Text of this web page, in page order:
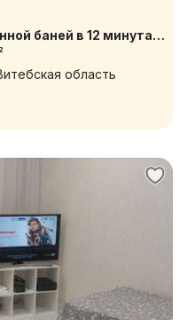
в 12 минутах
с семьёй, гостей
область